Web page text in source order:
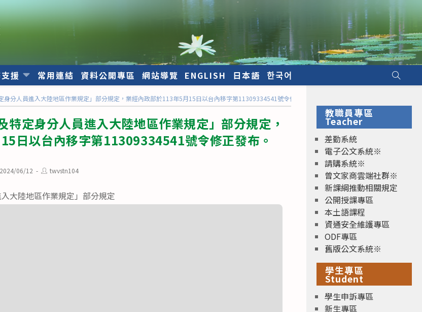
支援 常用連結 資料公開專區 網站導覽 ENGLISH 日本語 한국어
身分人員進入大陸地區作業規定」部分規定，業經內政部於113年5月15日以台內移字第11309334541號令修正發布。
特定身分人員進入大陸地區作業規定」部分規定，
日以台內移字第11309334541號令修正發布。
2024/06/12
Posttwvstn104
大陸地區作業規定」部分規定
教職員專區
Teacher
差勤系統
電子公文系統※
請購系統※
曾文家商雲端社群※
新課綱推動相關規定
公開授課專區
本土語課程
資通安全維護專區
ODF專區
舊版公文系統※
學生專區
Student
學生申訴專區
新生專區